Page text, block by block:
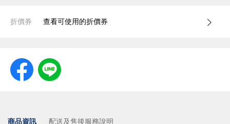
折價券 查看可使用的折價券
商品資訊 配送及售後服務說明